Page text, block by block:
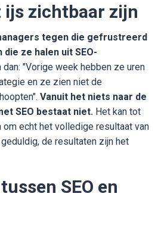
ijs zichtbaar zijn
tegen die gefrustreerd
ze halen uit SEO-
dan: "Vorige week hebben ze uren
en ze zien niet de
Vanuit het niets naar de
SEO bestaat niet. Het kan tot
om echt het volledige resultaat van
de resultaten zijn het
SEO en